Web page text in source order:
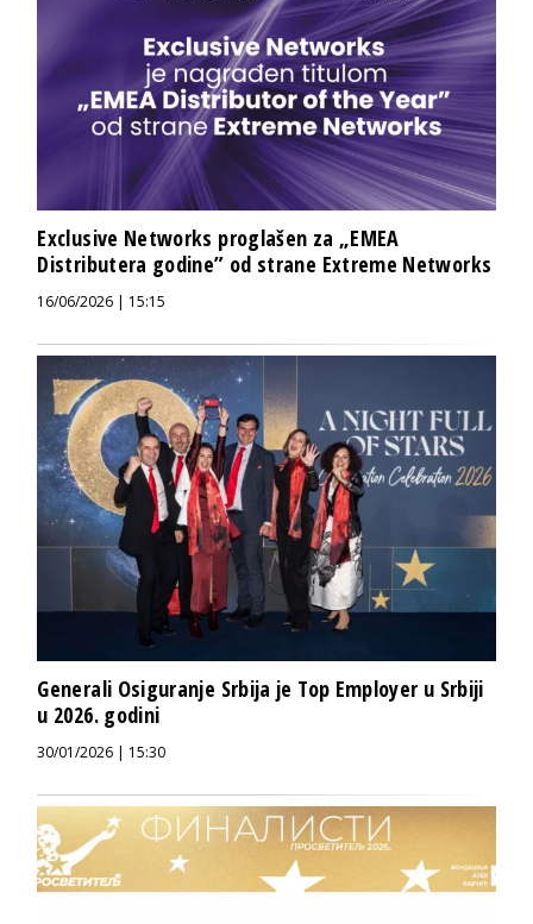
Exclusive Networks proglašen za „EMEA
Distributera godine” od strane Extreme Networks
16/06/2026 | 15:15
Generali Osiguranje Srbija je Top Employer u Srbiji
u 2026. godini
30/01/2026 | 15:30